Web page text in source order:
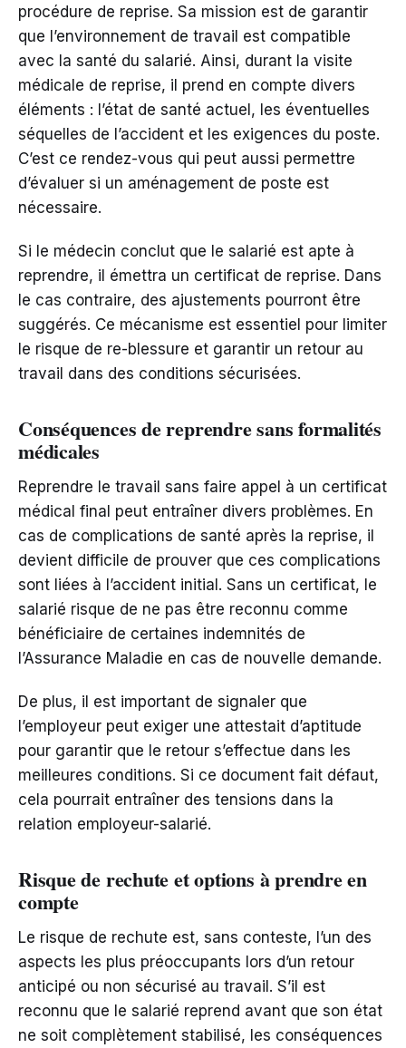
procédure de reprise. Sa mission est de garantir
que l’environnement de travail est compatible
avec la santé du salarié. Ainsi, durant la visite
médicale de reprise, il prend en compte divers
éléments : l’état de santé actuel, les éventuelles
séquelles de l’accident et les exigences du poste.
C’est ce rendez-vous qui peut aussi permettre
d’évaluer si un aménagement de poste est
nécessaire.
Si le médecin conclut que le salarié est apte à
reprendre, il émettra un certificat de reprise. Dans
le cas contraire, des ajustements pourront être
suggérés. Ce mécanisme est essentiel pour limiter
le risque de re-blessure et garantir un retour au
travail dans des conditions sécurisées.
Conséquences de reprendre sans formalités
médicales
Reprendre le travail sans faire appel à un certificat
médical final peut entraîner divers problèmes. En
cas de complications de santé après la reprise, il
devient difficile de prouver que ces complications
sont liées à l’accident initial. Sans un certificat, le
salarié risque de ne pas être reconnu comme
bénéficiaire de certaines indemnités de
l’Assurance Maladie en cas de nouvelle demande.
De plus, il est important de signaler que
l’employeur peut exiger une attestait d’aptitude
pour garantir que le retour s’effectue dans les
meilleures conditions. Si ce document fait défaut,
cela pourrait entraîner des tensions dans la
relation employeur-salarié.
Risque de rechute et options à prendre en
compte
Le risque de rechute est, sans conteste, l’un des
aspects les plus préoccupants lors d’un retour
anticipé ou non sécurisé au travail. S’il est
reconnu que le salarié reprend avant que son état
ne soit complètement stabilisé, les conséquences